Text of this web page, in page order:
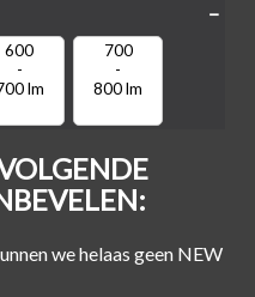
600
-
lm
700
-
800 lm
we helaas geen NEW